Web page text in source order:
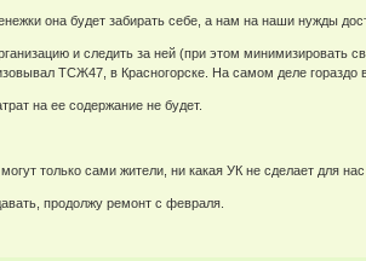
она будет забирать себе, а нам на наши нужды
и следить за ней (при этом минимизировать
ТСЖ47, в Красногорске. На самом деле
на ее содержание не будет.
только сами жители, ни какая УК не сделает для
продолжу ремонт с февраля.